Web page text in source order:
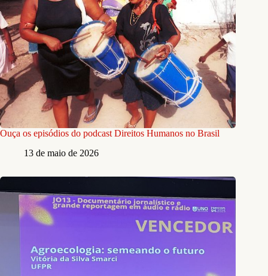
Ouça os episódios do podcast Direitos Humanos no Brasil
13 de maio de 2026